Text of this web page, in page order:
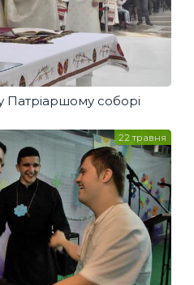
Патріаршому соборі
22 травня